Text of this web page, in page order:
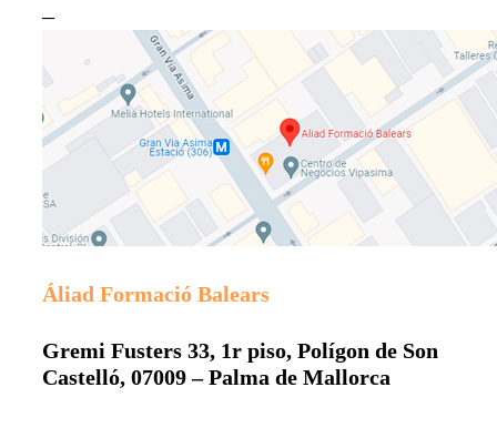
–
Áliad Formació Balears
Gremi Fusters 33, 1r piso, Polígon de Son
Castelló, 07009 – Palma de Mallorca